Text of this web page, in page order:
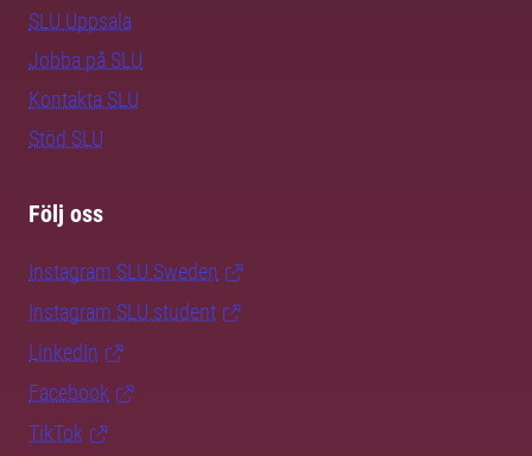
SLU Uppsala
Jobba på SLU
Kontakta SLU
Stöd SLU
Följ oss
Instagram SLU.Sweden
Instagram SLU.student
LinkedIn
Facebook
TikTok